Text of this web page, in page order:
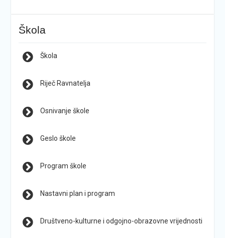
Škola
Škola
Riječ Ravnatelja
Osnivanje škole
Geslo škole
Program škole
Nastavni plan i program
Društveno-kulturne i odgojno-obrazovne vrijednosti